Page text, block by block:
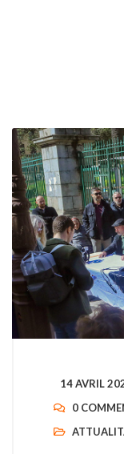
14 AVRIL
0